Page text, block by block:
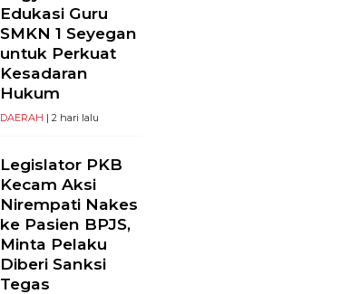
Edukasi Guru
SMKN 1 Seyegan
untuk Perkuat
Kesadaran
Hukum
DAERAH | 2 hari lalu
Legislator PKB
Kecam Aksi
Nirempati Nakes
ke Pasien BPJS,
Minta Pelaku
Diberi Sanksi
Tegas